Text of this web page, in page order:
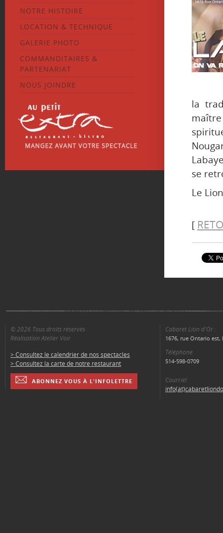
NOTRE HISTOIRE
LOCATION & TECHNIQUE
GALERIE PHOTO
COMMANDITAIRES &
PARTENARIAT
NOUS JOINDRE
la
se
Le
[
© 2026 Tous droits réservés
Réalisation Atelier Voir
> Consultez le calendrier de nos spectacles
> Consultez la carte de notre restaurant
ABONNEZ VOUS À L'INFOLETTRE
Cabaret Lion d'Or :
1676, rue Ontario est,
Téléphone
514-598-0709
Courriel